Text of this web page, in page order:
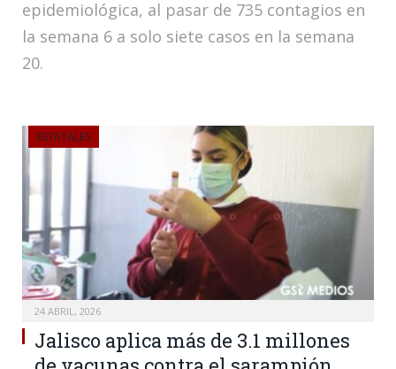
epidemiológica, al pasar de 735 contagios en
la semana 6 a solo siete casos en la semana
20.
ESTATALES
24 ABRIL, 2026
Jalisco aplica más de 3.1 millones